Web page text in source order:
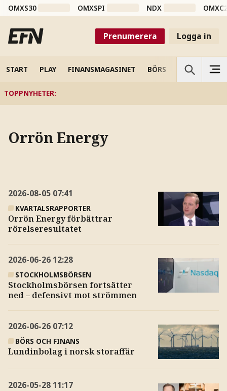
OMXS30 OMXSPI NDX
Prenumerera Logga in
START PLAY FINANSMAGASINET BÖRS VETENSKAP
TOPPNYHETER:
Orrön Energy
2026-08-05 07:41
KVARTALSRAPPORTER
Orrön Energy förbättrar
rörelseresultatet
2026-06-26 12:28
STOCKHOLMSBÖRSEN
Stockholmsbörsen fortsätter
ned – defensivt mot strömmen
2026-06-26 07:12
BÖRS OCH FINANS
Lundinbolag i norsk storaffär
2026-05-28 11:17